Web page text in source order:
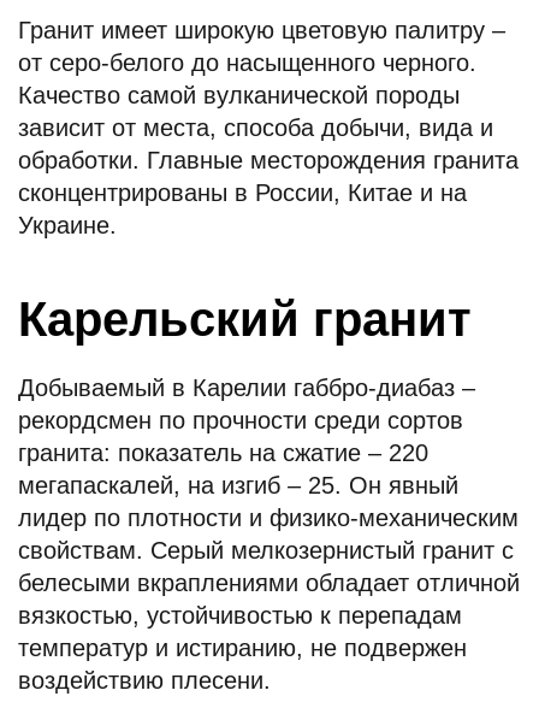
Гранит имеет широкую цветовую палитру –
от серо-белого до насыщенного черного.
Качество самой вулканической породы
зависит от места, способа добычи, вида и
обработки. Главные месторождения гранита
сконцентрированы в России, Китае и на
Украине.
Карельский гранит
Добываемый в Карелии габбро-диабаз –
рекордсмен по прочности среди сортов
гранита: показатель на сжатие – 220
мегапаскалей, на изгиб – 25. Он явный
лидер по плотности и физико-механическим
свойствам. Серый мелкозернистый гранит с
белесыми вкраплениями обладает отличной
вязкостью, устойчивостью к перепадам
температур и истиранию, не подвержен
воздействию плесени.